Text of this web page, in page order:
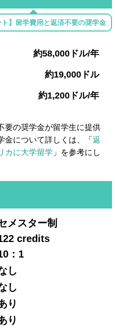
ト】留学費用と返済不要の奨学金
約58,000ドル/年
約19,000ドル
約1,200ドル/年
要の奨学金が留学生に提供
金について詳しくは、「返
カに大学留学 」を参考にし
メスター制
credits
：1
し
し
り
り